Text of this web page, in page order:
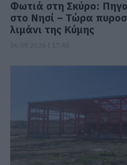
Φωτιά στη Σκύρο:
στο Νησί – Τώρα
λιμάνι της Κύμης